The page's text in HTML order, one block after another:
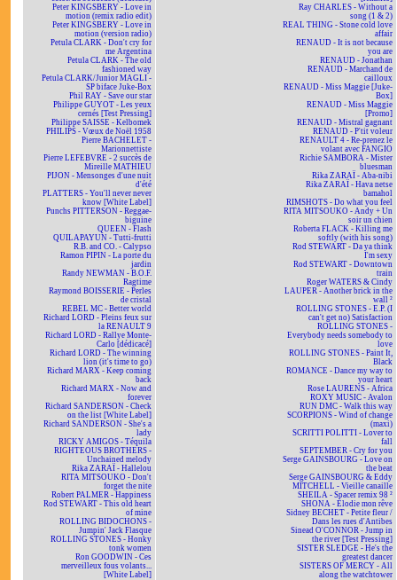
Peter KINGSBERY - Love in
motion (remix radio edit)
Peter KINGSBERY - Love in
motion (version radio)
Petula CLARK - Don't cry for
me Argentina
Petula CLARK - The old
fashioned way
Petula CLARK/Junior MAGLI -
SP biface Juke-Box
Phil RAY - Save our star
Philippe GUYOT - Les yeux
cernés [Test Pressing]
Philippe SAISSE - Kelbomek
PHILIPS - Vœux de Noël 1958
Pierre BACHELET -
Marionnettiste
Pierre LEFEBVRE - 2 succès de
Mireille MATHIEU
PIJON - Mensonges d'une nuit
d'été
PLATTERS - You'll never never
know [White Label]
Punchs PITTERSON - Reggae-
biguine
QUEEN - Flash
QUILAPAYUN - Tutti-frutti
R.B. and CO. - Calypso
Ramon PIPIN - La porte du
jardin
Randy NEWMAN - B.O.F.
Ragtime
Raymond BOISSERIE - Perles
de cristal
REBEL MC - Better world
Richard LORD - Pleins feux sur
la RENAULT 9
Richard LORD - Rallye Monte-
Carlo [dédicacé]
Richard LORD - The winning
lion (it's time to go)
Richard MARX - Keep coming
back
Richard MARX - Now and
forever
Richard SANDERSON - Check
on the list [White Label]
Richard SANDERSON - She's a
lady
RICKY AMIGOS - Téquila
RIGHTEOUS BROTHERS -
Unchained melody
Rika ZARAÏ - Hallelou
RITA MITSOUKO - Don't
forget the nite
Robert PALMER - Happiness
Rod STEWART - This old heart
of mine
ROLLING BIDOCHONS -
Jumpin' Jack Flasque
ROLLING STONES - Honky
tonk women
Ron GOODWIN - Ces
merveilleux fous volants...
[White Label]
Ray CHARLES - Without a
song (1 & 2)
REAL THING - Stone cold love
affair
RENAUD - It is not because
you are
RENAUD - Jonathan
RENAUD - Marchand de
cailloux
RENAUD - Miss Maggie [Juke-
Box]
RENAUD - Miss Maggie
[Promo]
RENAUD - Mistral gagnant
RENAUD - P'tit voleur
RENAULT 4 - Re-prenez le
volant avec FANGIO
Richie SAMBORA - Mister
bluesman
Rika ZARAÏ - Aba-nibi
Rika ZARAÏ - Hava netse
bamahol
RIMSHOTS - Do what you feel
RITA MITSOUKO - Andy + Un
soir un chien
Roberta FLACK - Killing me
softly (with his song)
Rod STEWART - Da ya think
I'm sexy
Rod STEWART - Downtown
train
Roger WATERS & Cindy
LAUPER - Another brick in the
wall ²
ROLLING STONES - E.P. (I
can't get no) Satisfaction
ROLLING STONES -
Everybody needs somebody to
love
ROLLING STONES - Paint It,
Black
ROMANCE - Dance my way to
your heart
Rose LAURENS - Africa
ROXY MUSIC - Avalon
RUN DMC - Walk this way
SCORPIONS - Wind of change
(maxi)
SCRITTI POLITTI - Lover to
fall
SEPTEMBER - Cry for you
Serge GAINSBOURG - Love on
the beat
Serge GAINSBOURG & Eddy
MITCHELL - Vieille canaille
SHEILA - Spacer remix 98 ²
SHONA - Elodie mon rêve
Sidney BECHET - Petite fleur /
Dans les rues d'Antibes
Sinead O'CONNOR - Jump in
the river [Test Pressing]
SISTER SLEDGE - He's the
greatest dancer
SISTERS OF MERCY - All
along the watchtower